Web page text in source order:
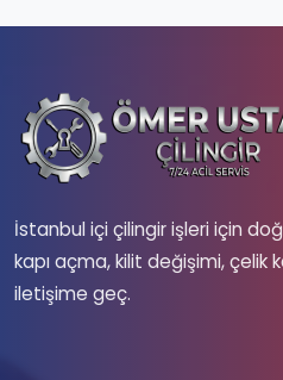
İstanbul içi çilingir işleri için
kapı açma, kilit değişimi, çelik
iletişime geç.